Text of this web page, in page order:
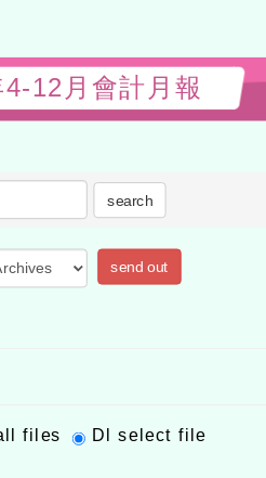
12月會計月報
search
send out
files Dl select file